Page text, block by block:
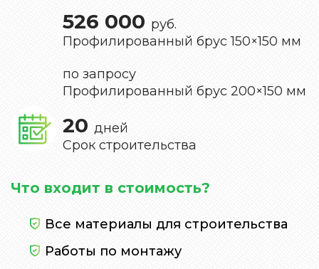
526 000 руб.
Профилированный брус 150×150 мм
по запросу
Профилированный брус 200×150 мм
20 дней
Срок строительства
Что входит в стоимость?
Все материалы для строительства
Работы по монтажу